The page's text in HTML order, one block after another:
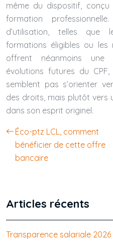
même du dispositif,
formation
d’utilisation, telles que
formations éligibles ou les
offrent néanmoins une
évolutions futures du
semblent pas s’orienter
des droits, mais plutôt vers
dans son esprit originel.
Éco-ptz LCL, comment
bénéficier de cette offre
bancaire
Articles récents
Transparence salariale